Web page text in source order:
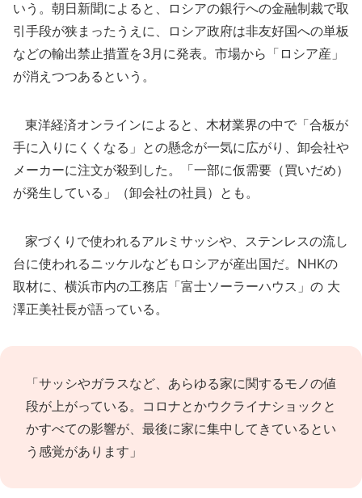
いう。朝日新聞によると、ロシアの銀行への金融制裁で取
引手段が狭まったうえに、ロシア政府は非友好国への単板
などの輸出禁止措置を3月に発表。市場から「ロシア産」
が消えつつあるという。
東洋経済オンラインによると、木材業界の中で「合板が
手に入りにくくなる」との懸念が一気に広がり、卸会社や
メーカーに注文が殺到した。「一部に仮需要（買いだめ）
が発生している」（卸会社の社員）とも。
家づくりで使われるアルミサッシや、ステンレスの流し
台に使われるニッケルなどもロシアが産出国だ。NHKの
取材に、横浜市内の工務店「富士ソーラーハウス」の 大
澤正美社長が語っている。
「サッシやガラスなど、あらゆる家に関するモノの値
段が上がっている。コロナとかウクライナショックと
かすべての影響が、最後に家に集中してきているとい
う感覚があります」